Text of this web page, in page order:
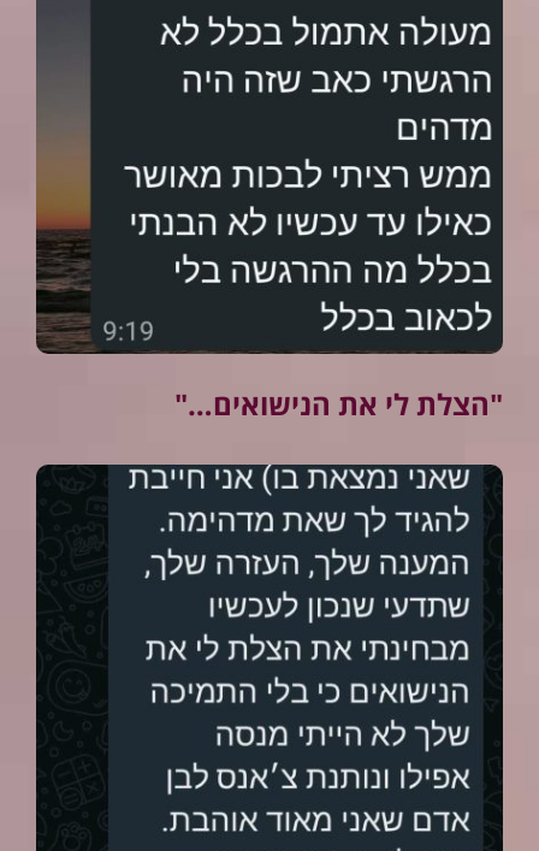
"הצלת לי את הנישואים…"